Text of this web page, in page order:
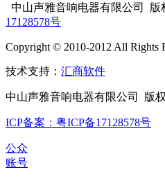
中山声雅音响电器有限公司 版
17128578号
Copyright © 2010-2012 All Rights
技术支持： 汇商软件
中山声雅音响电器有限公司 版
ICP备案：粤ICP备17128578号
公众
账号